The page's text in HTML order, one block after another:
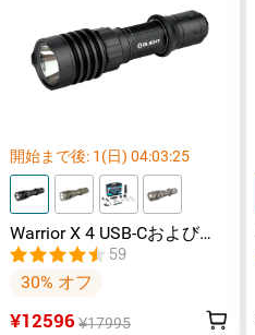
開始まで後: 1 (日) 04:03:24
Warrior X 4 USB-Cおよび
MCC充電式フラッシュライ
ト (ホルスター付き)
59
30% オフ
¥12596¥17995